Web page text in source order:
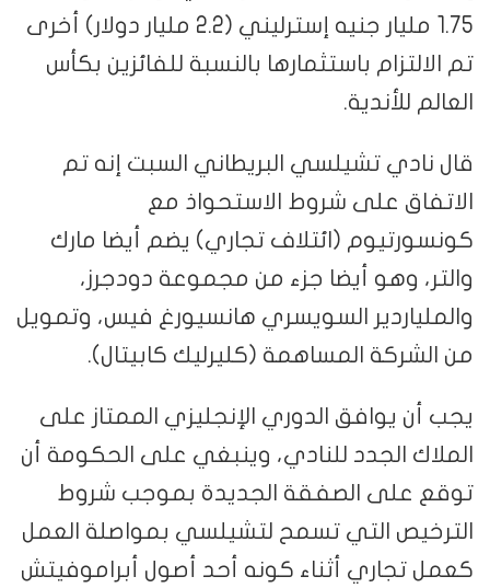
1.75 مليار جنيه إسترليني (2.2 مليار دولار) أخرى
تم الالتزام باستثمارها بالنسبة للفائزين بكأس
العالم للأندية.
قال نادي تشيلسي البريطاني السبت إنه تم
الاتفاق على شروط الاستحواذ مع
كونسورتيوم (ائتلاف تجاري) يضم أيضا مارك
والتر، وهو أيضا جزء من مجموعة دودجرز،
والملياردير السويسري هانسيورغ فيس، وتمويل
من الشركة المساهمة (كليرليك كابيتال).
يجب أن يوافق الدوري الإنجليزي الممتاز على
الملاك الجدد للنادي، وينبغي على الحكومة أن
توقع على الصفقة الجديدة بموجب شروط
الترخيص التي تسمح لتشيلسي بمواصلة العمل
كعمل تجاري أثناء كونه أحد أصول أبراموفيتش